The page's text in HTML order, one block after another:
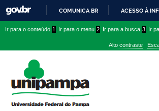
PARA
CONTEÚDO
COMUNICA BR ACESSO À
conteúdo
menu
superior
menu
Ir para o conteúdo 1 Ir para o menu 2 Ir para a busca 3 Ir
Alto contraste